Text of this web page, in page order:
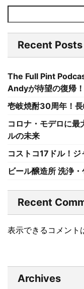
Recent Posts
The Full Pint
Andyが待望の復帰
壱岐焼酎30周年！
コロナ・モデロに
ルの未来
コストコ17ドル！
ビール醸造所 洗浄
Recent
表示できるコメント
Archives